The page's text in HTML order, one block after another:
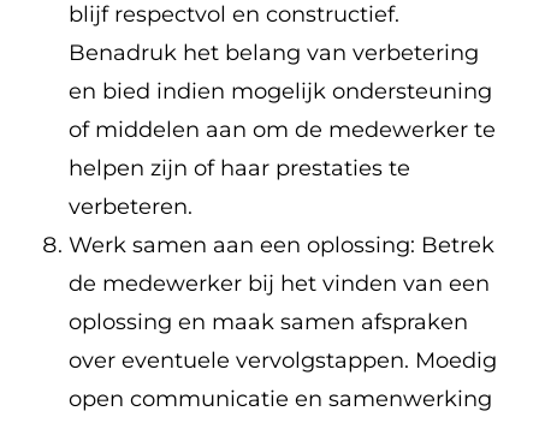
blijf respectvol en constructief.
Benadruk het belang van verbetering
en bied indien mogelijk ondersteuning
of middelen aan om de medewerker te
helpen zijn of haar prestaties te
verbeteren.
Werk samen aan een oplossing: Betrek
de medewerker bij het vinden van een
oplossing en maak samen afspraken
over eventuele vervolgstappen. Moedig
open communicatie en samenwerking